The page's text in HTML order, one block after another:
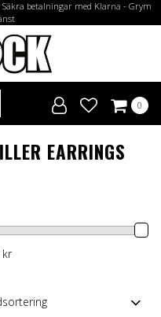
betalningar med Klarna - Grym
0
EARRINGS
kr